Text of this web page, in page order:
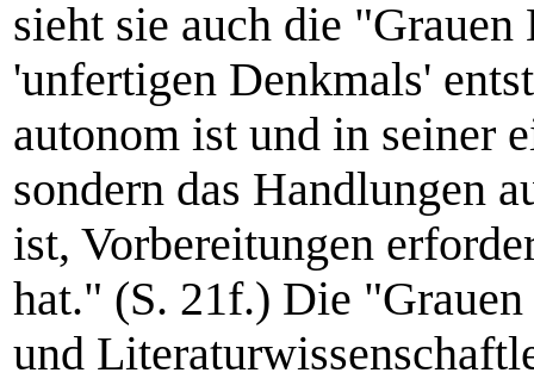
sieht sie auch die
'unfertigen Denkmals'
autonom ist und in seiner
sondern das Handlungen
ist, Vorbereitungen
hat." (S. 21f.) Die
und